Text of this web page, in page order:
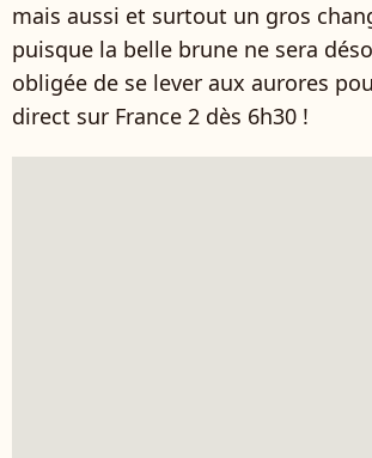
mais aussi et surtout un gros
puisque la belle brune ne sera
obligée de se lever aux aurores
direct sur France 2 dès 6h30 !